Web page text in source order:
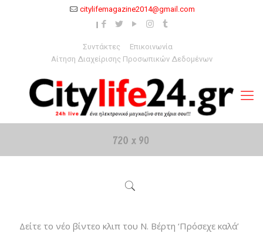
citylifemagazine2014@gmail.com
Συντάκτες
Επικοινωνία
Αίτηση Διαχείρισης Προσωπικών Δεδομένων
Δείτε το νέο βίντεο κλιπ του Ν. Βέρτη ‘Πρόσεχε καλά’